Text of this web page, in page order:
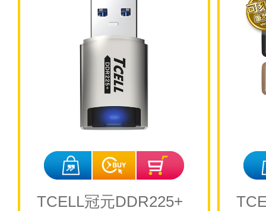
TCELL冠元DDR225+